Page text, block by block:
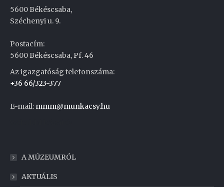
5600 Békéscsaba,
Széchenyi u. 9.
Postacím:
5600 Békéscsaba, Pf. 46
Az igazgatóság telefonszáma:
+36 66/323-377
E-mail: mmm@munkacsy.hu
A MÚZEUMRÓL
AKTUÁLIS